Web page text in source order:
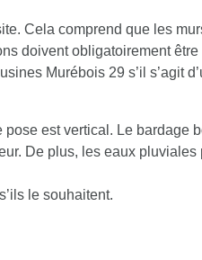
Cela comprend que les
doivent obligatoirement
Murébois 29 s’il s’agit
est vertical. Le bardage
De plus, les eaux pluviales
le souhaitent.